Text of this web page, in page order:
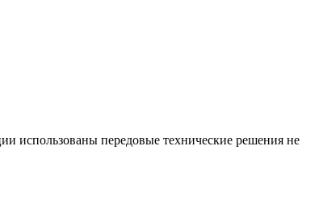
использованы передовые технические решения не